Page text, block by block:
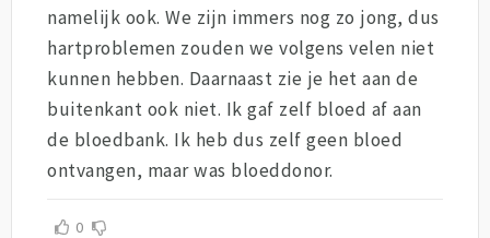
namelijk ook. We zijn immers nog zo jong, dus
hartproblemen zouden we volgens velen niet
kunnen hebben. Daarnaast zie je het aan de
buitenkant ook niet. Ik gaf zelf bloed af aan
de bloedbank. Ik heb dus zelf geen bloed
ontvangen, maar was bloeddonor.
0